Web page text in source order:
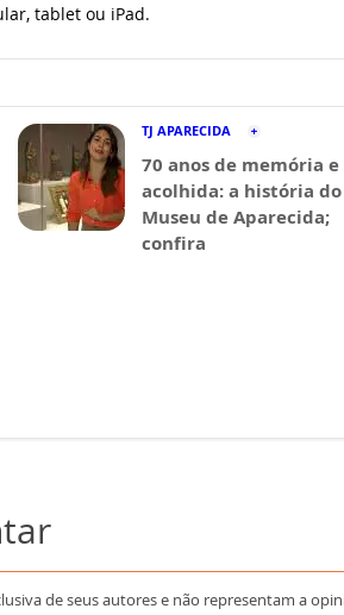
tablet ou iPad.
TJ APARECIDA
70 anos de memória e
acolhida: a história do
Museu de Aparecida;
confira
de seus autores e não representam a